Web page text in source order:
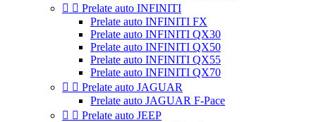
  Prelate auto INFINITI
Prelate auto INFINITI FX
Prelate auto INFINITI QX30
Prelate auto INFINITI QX50
Prelate auto INFINITI QX55
Prelate auto INFINITI QX70
  Prelate auto JAGUAR
Prelate auto JAGUAR F-Pace
  Prelate auto JEEP